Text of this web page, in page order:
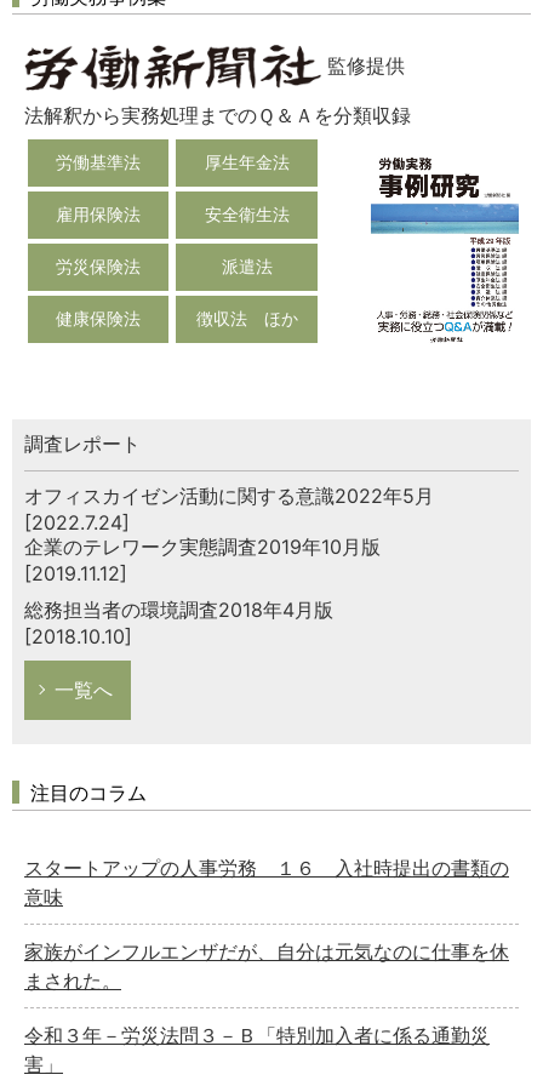
監修提供
法解釈から実務処理までのＱ＆Ａを分類収録
労働基準法 厚生年金法
雇用保険法 安全衛生法
労災保険法 派遣法
健康保険法 徴収法 ほか
調査レポート
オフィスカイゼン活動に関する意識2022年5月
[2022.7.24]
企業のテレワーク実態調査2019年10月版
[2019.11.12]
総務担当者の環境調査2018年4月版
[2018.10.10]
一覧へ
注目のコラム
スタートアップの人事労務 １６ 入社時提出の書類の
意味
家族がインフルエンザだが、自分は元気なのに仕事を休
まされた。
令和３年－労災法問３－Ｂ「特別加入者に係る通勤災
害」